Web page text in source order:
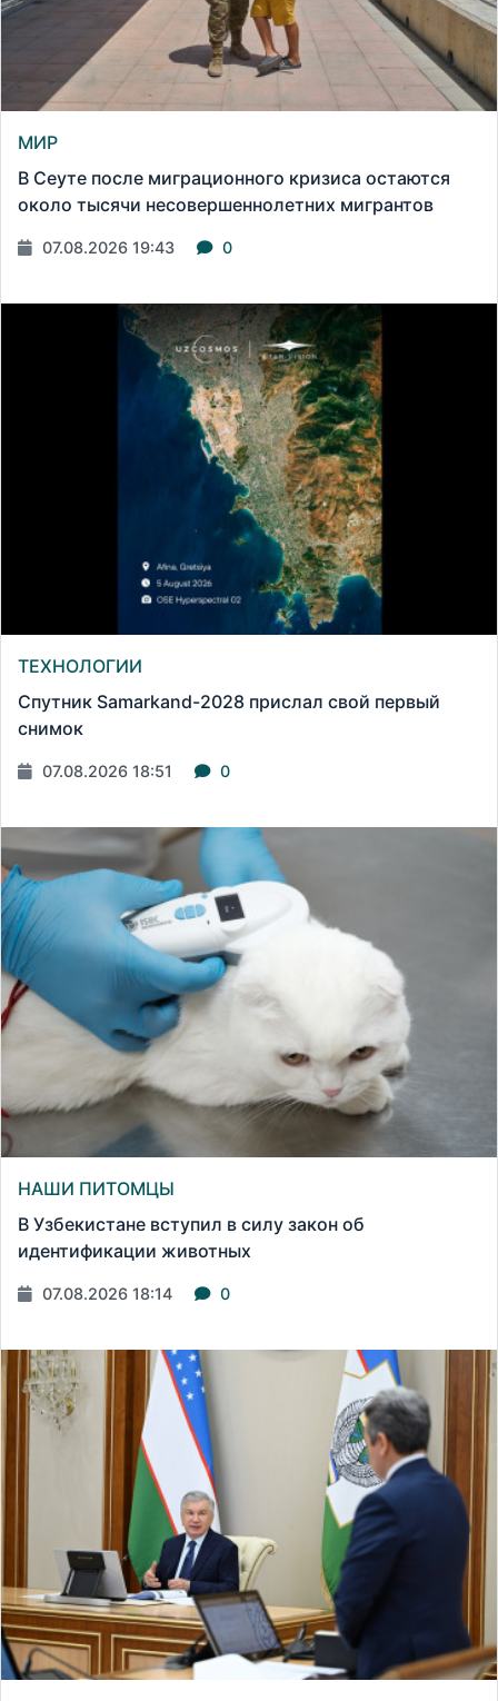
МИР
В Сеуте после миграционного кризиса остаются
около тысячи несовершеннолетних мигрантов
07.08.2026 19:43 0
ТЕХНОЛОГИИ
Спутник Samarkand-2028 прислал свой первый
снимок
07.08.2026 18:51 0
НАШИ ПИТОМЦЫ
В Узбекистане вступил в силу закон об
идентификации животных
07.08.2026 18:14 0